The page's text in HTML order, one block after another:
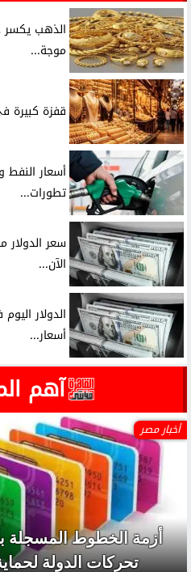
موجة...
قفزة كبيرة
أسعار النفط
تطورات...
سعر الدولار
الآن...
الدولار
أسعار...
آهم
أخبار مصر
أزمة الخطوط المسجلة
تحركات الدولة